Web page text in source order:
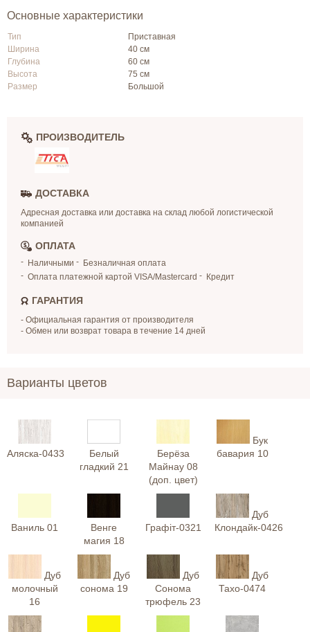
Основные характеристики
Тип
Приставная
Ширина
40 см
Глубина
60 см
Высота
75 см
Размер
Большой
ПРОИЗВОДИТЕЛЬ
ДОСТАВКА
Адресная доставка или доставка на склад любой логистической
компанией
ОПЛАТА
Наличными
Безналичная оплата
Оплата платежной картой VISA/Mastercard
Кредит
ГАРАНТИЯ
- Официальная гарантия от производителя
- Обмен или возврат товара в течение 14 дней
Варианты цветов
Аляска-0433
Белый
гладкий 21
Берёза
Майнау 08
(доп. цвет)
Бук
бавария 10
Ваниль 01
Венге
магия 18
Графіт-0321
Дуб
Клондайк-0426
Дуб
молочный
16
Дуб
сонома 19
Дуб
Сонома
трюфель 23
Дуб
Тахо-0474